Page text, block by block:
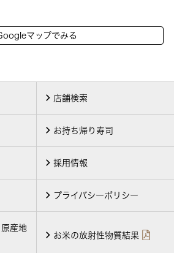
マップでみる
店舗検索
お持ち帰り寿司
採用情報
プライバシーポリシー
産地
お米の放射性物質結果